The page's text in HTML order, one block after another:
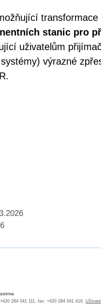
transformace
stanic pro
uživatelům
výrazné
284 041 111, fax: +420 284 041 416,